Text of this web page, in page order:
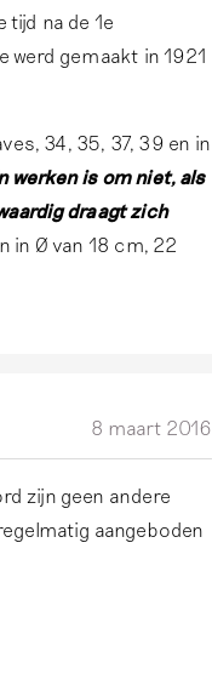
tijd na de 1e
werd gemaakt in 1921
34, 35, 37, 39 en in
werken is om niet, als
draagt zich
in Ø van 18 cm, 22
8 maart 2016
zijn geen andere
aangeboden